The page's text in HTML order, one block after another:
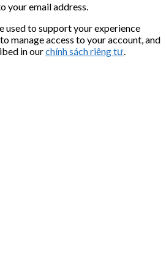
your email address.
used to support your experience
manage access to your account, and
in ourchính sách riêng tư.